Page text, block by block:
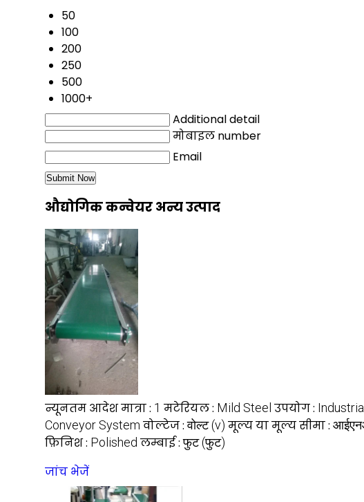
50
100
200
250
500
1000+
Additional detail
मोबाइल number
Email
औद्योगिक कन्वेयर अन्य उत्पाद
न्यूनतम आदेश मात्रा : 1 मटेरियल : Mild Steel उपयोग : Industrial
Conveyor System वोल्टेज :वोल्ट (v) मूल्य या मूल्य सीमा :
फ़िनिश : Polished लम्बाई :फुट (फुट)
जांच भेजें